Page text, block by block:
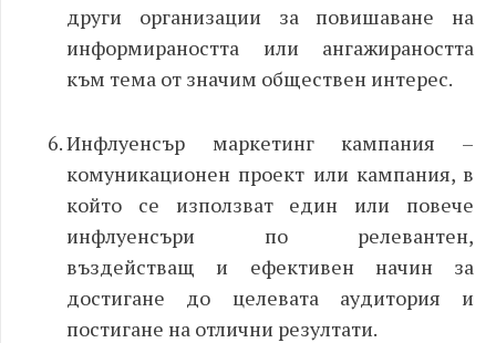
други организации за повишаване на
информираността или ангажираността
към тема от значим обществен интерес.
Инфлуенсър маркетинг кампания –
комуникационен проект или кампания, в
който се използват един или повече
инфлуенсъри по релевантен,
въздействащ и ефективен начин за
достигане до целевата аудитория и
постигане на отлични резултати.